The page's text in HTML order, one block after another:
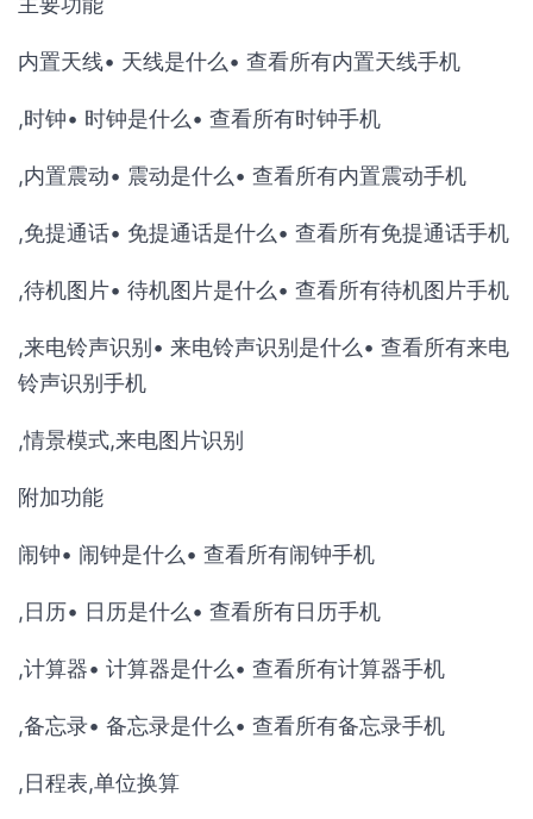
内置天线• 天线是什么• 查看所有内置天线手机
,时钟• 时钟是什么• 查看所有时钟手机
,内置震动• 震动是什么• 查看所有内置震动手机
,免提通话• 免提通话是什么• 查看所有免提通话手机
,待机图片• 待机图片是什么• 查看所有待机图片手机
,来电铃声识别• 来电铃声识别是什么• 查看所有来电
铃声识别手机
,情景模式,来电图片识别
附加功能
闹钟• 闹钟是什么• 查看所有闹钟手机
,日历• 日历是什么• 查看所有日历手机
,计算器• 计算器是什么• 查看所有计算器手机
,备忘录• 备忘录是什么• 查看所有备忘录手机
,日程表,单位换算